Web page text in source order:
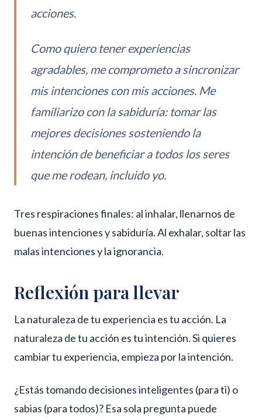
acciones.
Como quiero tener experiencias
agradables, me comprometo a sincronizar
mis intenciones con mis acciones. Me
familiarizo con la sabiduría: tomar las
mejores decisiones sosteniendo la
intención de beneficiar a todos los seres
que me rodean, incluido yo.
Tres respiraciones finales: al inhalar, llenarnos de
buenas intenciones y sabiduría. Al exhalar, soltar las
malas intenciones y la ignorancia.
Reflexión para llevar
La naturaleza de tu experiencia es tu acción. La
naturaleza de tu acción es tu intención. Si quieres
cambiar tu experiencia, empieza por la intención.
¿Estás tomando decisiones inteligentes (para ti) o
sabias (para todos)? Esa sola pregunta puede